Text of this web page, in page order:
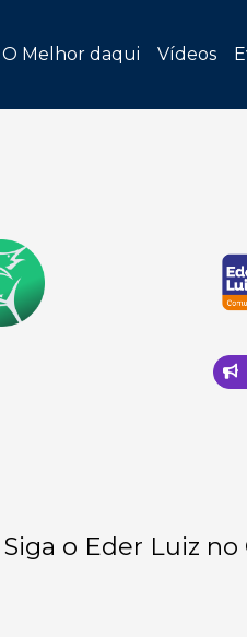
O Melhor daqui Vídeos
o Eder Luiz no